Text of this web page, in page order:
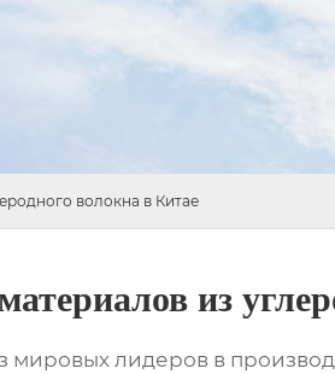
волокна в Китае
из
мировых лидеров в